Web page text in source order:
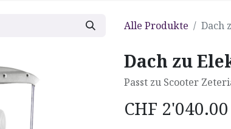
Alle Produkte Dach
Dach zu
Passt zu Scooter
CHF 2'040.00